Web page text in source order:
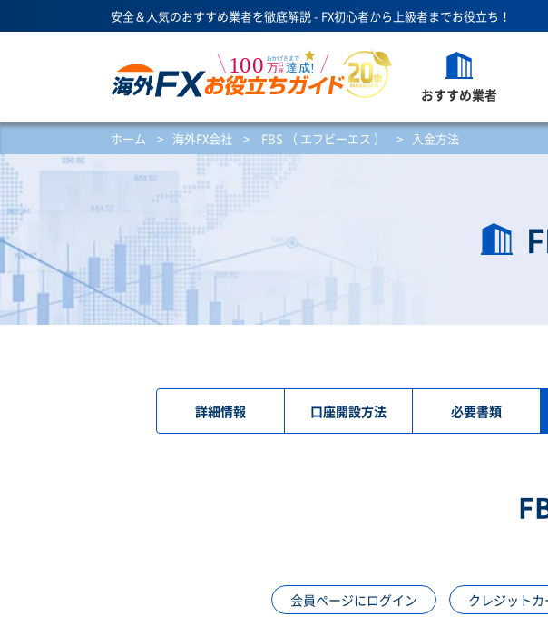
安全＆人気のおすすめ業者を徹底解説 - FX初心者から上級者までお役立ち！
おすすめ業者
ホーム > 海外FX会社 > FBS （ エフビーエス ） > 入金方法
詳細情報 口座開設方法 必要書類
会員ページにログイン クレジット